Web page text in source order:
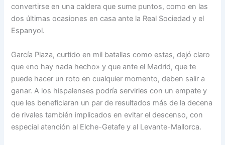
convertirse en una caldera que sume puntos, como en las
dos últimas ocasiones en casa ante la Real Sociedad y el
Espanyol.
García Plaza, curtido en mil batallas como estas, dejó claro
que «no hay nada hecho» y que ante el Madrid, que te
puede hacer un roto en cualquier momento, deben salir a
ganar. A los hispalenses podría servirles con un empate y
que les beneficiaran un par de resultados más de la decena
de rivales también implicados en evitar el descenso, con
especial atención al Elche-Getafe y al Levante-Mallorca.